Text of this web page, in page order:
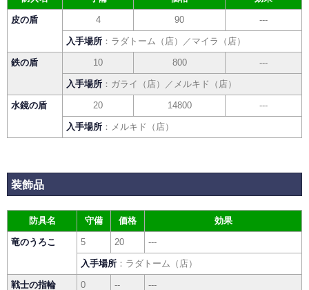
皮の盾 4 90 ---
入手場所 ：ラダトーム（店）／マイラ（店）
鉄の盾 10 800 ---
入手場所 ：ガライ（店）／メルキド（店）
水鏡の盾 20 14800 ---
入手場所 ：メルキド（店）
装飾品
防具名 守備 価格 効果
竜のうろこ 5 20 ---
入手場所 ：ラダトーム（店）
戦士の指輪 0 -- ---